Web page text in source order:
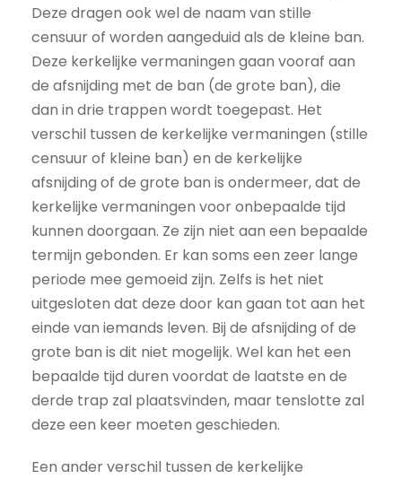
Deze dragen ook wel de naam van stille
censuur of worden aangeduid als de kleine ban.
Deze kerkelijke vermaningen gaan vooraf aan
de afsnijding met de ban (de grote ban), die
dan in drie trappen wordt toegepast. Het
verschil tussen de kerkelijke vermaningen (stille
censuur of kleine ban) en de kerkelijke
afsnijding of de grote ban is ondermeer, dat de
kerkelijke vermaningen voor onbepaalde tijd
kunnen doorgaan. Ze zijn niet aan een bepaalde
termijn gebonden. Er kan soms een zeer lange
periode mee gemoeid zijn. Zelfs is het niet
uitgesloten dat deze door kan gaan tot aan het
einde van iemands leven. Bij de afsnijding of de
grote ban is dit niet mogelijk. Wel kan het een
bepaalde tijd duren voordat de laatste en de
derde trap zal plaatsvinden, maar tenslotte zal
deze een keer moeten geschieden.
Een ander verschil tussen de kerkelijke